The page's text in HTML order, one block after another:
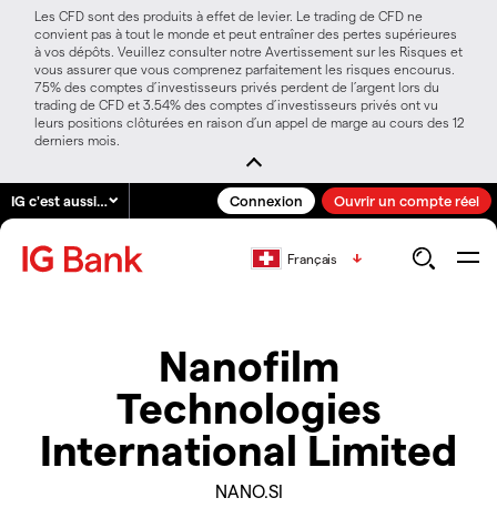
Les CFD sont des produits à effet de levier. Le trading de CFD ne
convient pas à tout le monde et peut entraîner des pertes supérieures
à vos dépôts. Veuillez consulter notre Avertissement sur les Risques et
vous assurer que vous comprenez parfaitement les risques encourus.
75% des comptes d’investisseurs privés perdent de l’argent lors du
trading de CFD et 3.54% des comptes d’investisseurs privés ont vu
leurs positions clôturées en raison d’un appel de marge au cours des 12
derniers mois.
IG c'est aussi… Connexion Ouvrir un compte réel
Français
Nanofilm
Technologies
International Limited
NANO.SI